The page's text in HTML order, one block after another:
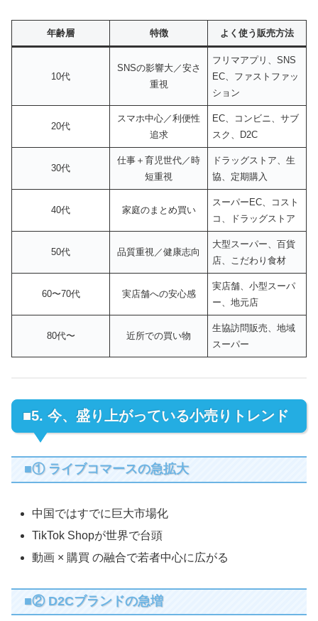
年齢層 特徴 よく使う販売方法
10代
SNSの影響大／安さ
重視
フリマアプリ、SNS
EC、ファストファッ
ション
20代
スマホ中心／利便性
追求
EC、コンビニ、サブ
スク、D2C
30代
仕事＋育児世代／時
短重視
ドラッグストア、生
協、定期購入
40代 家庭のまとめ買い
スーパーEC、コスト
コ、ドラッグストア
50代 品質重視／健康志向
大型スーパー、百貨
店、こだわり食材
60〜70代 実店舗への安心感
実店舗、小型スーパ
ー、地元店
80代〜 近所での買い物
生協訪問販売、地域
スーパー
■5. 今、盛り上がっている小売りトレンド
■① ライブコマースの急拡大
中国ではすでに巨大市場化
TikTok Shopが世界で台頭
動画 × 購買 の融合で若者中心に広がる
■② D2Cブランドの急増